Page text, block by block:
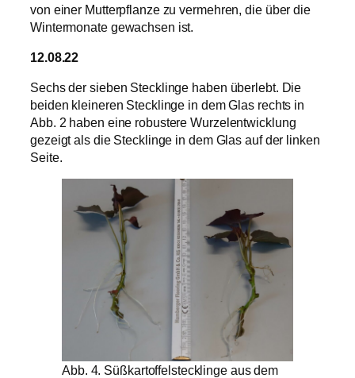
von einer Mutterpflanze zu vermehren, die über die
Wintermonate gewachsen ist.
12.08.22
Sechs der sieben Stecklinge haben überlebt. Die
beiden kleineren Stecklinge in dem Glas rechts in
Abb. 2 haben eine robustere Wurzelentwicklung
gezeigt als die Stecklinge in dem Glas auf der linken
Seite.
Abb. 4. Süßkartoffelstecklinge aus dem